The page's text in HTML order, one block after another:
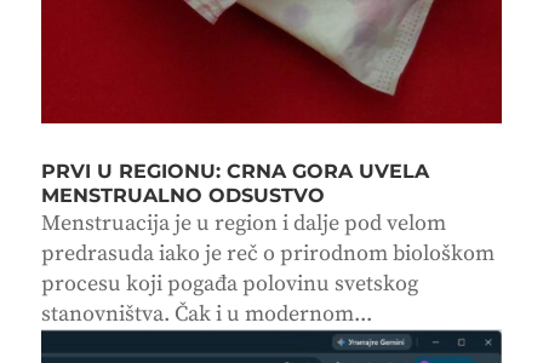
PRVI U REGIONU: CRNA GORA UVELA
MENSTRUALNO ODSUSTVO
Menstruacija je u region i dalje pod velom
predrasuda iako je reč o prirodnom biološkom
procesu koji pogađa polovinu svetskog
stanovništva. Čak i u modernom...